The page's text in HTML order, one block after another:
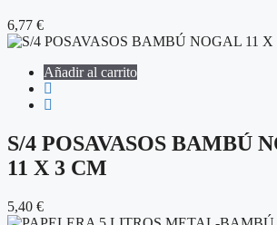
6,77 €
Añadir al carrito
S/4 POSAVASOS BAMBÚ
11 X 3 CM
5,40 €